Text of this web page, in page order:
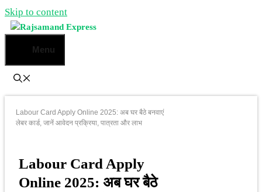
Skip to content
Menu
Labour Card Apply Online 2025: अब घर बैठे बनवाएं
लेबर कार्ड, जानें आवेदन प्रक्रिया, पात्रता और लाभ
Labour Card Apply
Online 2025: अब घर बैठे